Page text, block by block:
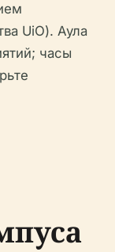
UiO). Аула
часы